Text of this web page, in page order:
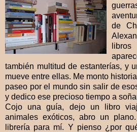
de
también multitud de estanterías, y
mueve entre ellas. Me monto
paseo por el mundo sin salir de
y dedico ese precioso tiempo a
Cojo una guía, dejo un libro
animales exóticos, abro un
librería para mí. Y pienso ¿por